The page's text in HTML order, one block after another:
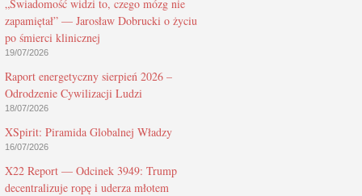
„Świadomość widzi to, czego mózg nie
zapamiętał” — Jarosław Dobrucki o życiu
po śmierci klinicznej
19/07/2026
Raport energetyczny sierpień 2026 –
Odrodzenie Cywilizacji Ludzi
18/07/2026
XSpirit: Piramida Globalnej Władzy
16/07/2026
X22 Report — Odcinek 3949: Trump
decentralizuje ropę i uderza młotem